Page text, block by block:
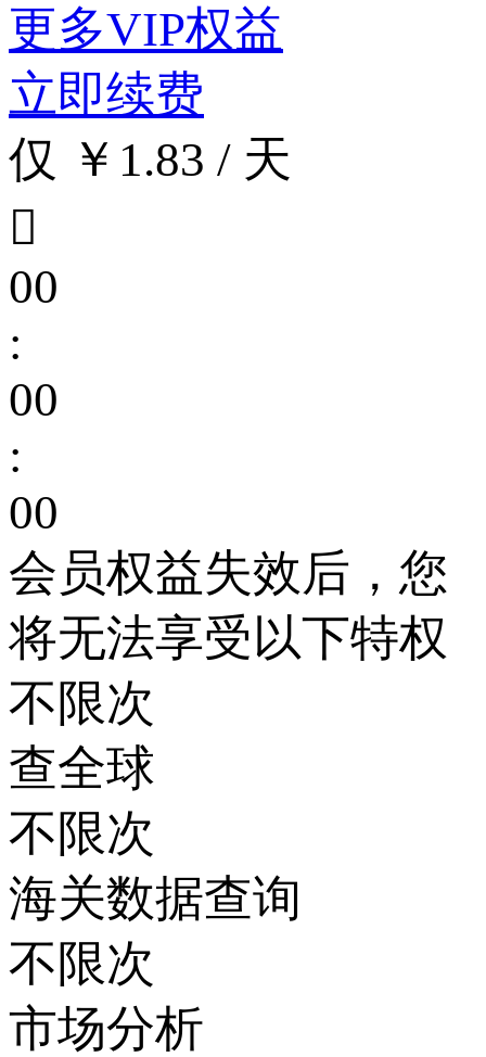
更多VIP权益
立即续费
仅 ￥1.83 / 天

00
:
00
:
00
会员权益失效后，您
将无法享受以下特权
不限次
查全球
不限次
海关数据查询
不限次
市场分析